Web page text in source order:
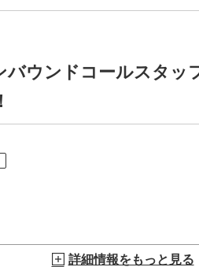
ウンドコールスタッ
詳細情報をもっと見る